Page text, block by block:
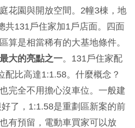
花園與開放空間。2幢3棟，地
共131戶住家加1戶店面。四面
算是相當稀有的大基地條件。
大的亮點之一。131戶住家配
配比高達1:1.58。什麼概念？
完全不用擔心沒車位。一般建
了，1:1.58是重劃區新案的前
有預留，電動車買家可以放